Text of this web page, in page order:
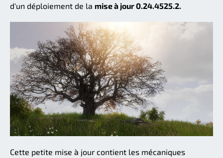
d'un déploiement de la mise à jour 0.24.4525.2.
Cette petite mise à jour contient les mécaniques